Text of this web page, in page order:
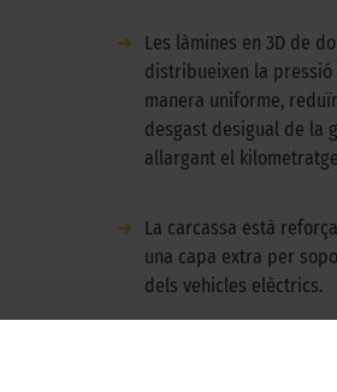
➜
Les làmines en 3D de
distribueixen la pressió
manera uniforme,
desgast desigual de la
allargant el
➜
La carcassa està
una capa extra per
dels vehicles elèctrics.